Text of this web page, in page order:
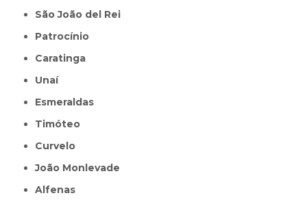
São João del Rei
Patrocínio
Caratinga
Unaí
Esmeraldas
Timóteo
Curvelo
João Monlevade
Alfenas